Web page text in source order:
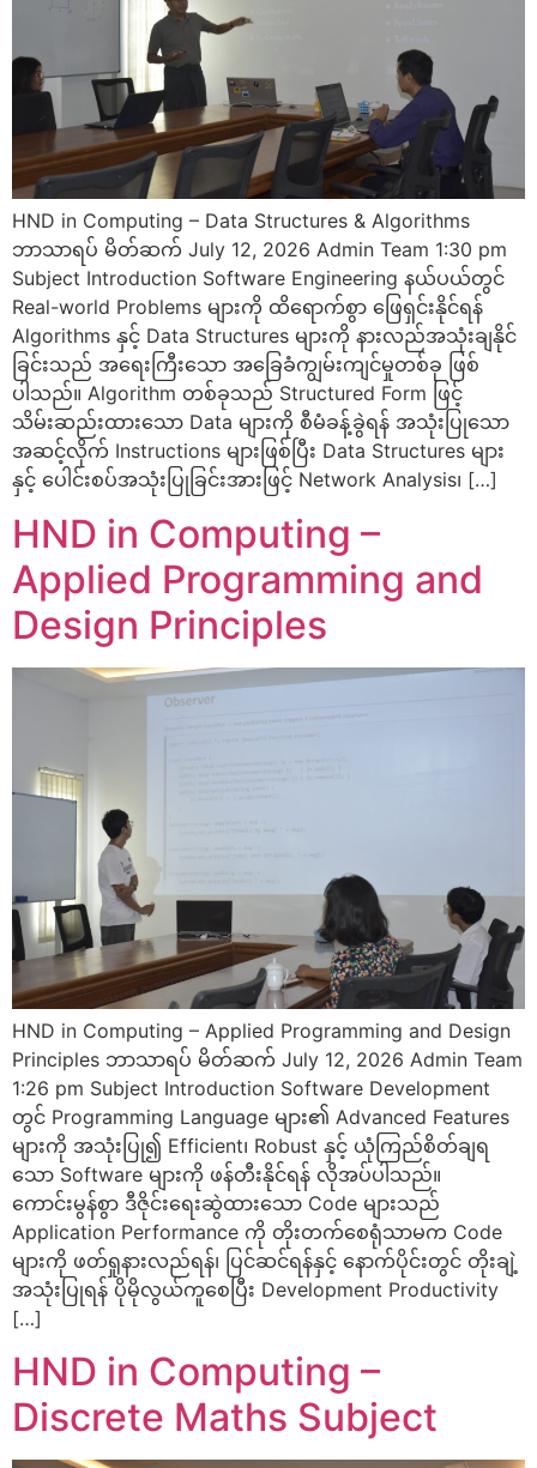
HND in Computing – Data Structures & Algorithms
ဘာသာရပ် မိတ်ဆက် July 12, 2026 Admin Team 1:30 pm
Subject Introduction Software Engineering နယ်ပယ်တွင်
Real-world Problems များကို ထိရောက်စွာ ဖြေရှင်းနိုင်ရန်
Algorithms နှင့် Data Structures များကို နားလည်အသုံးချနိုင်
ခြင်းသည် အရေးကြီးသော အခြေခံကျွမ်းကျင်မှုတစ်ခု ဖြစ်
ပါသည်။ Algorithm တစ်ခုသည် Structured Form ဖြင့်
သိမ်းဆည်းထားသော Data များကို စီမံခန့်ခွဲရန် အသုံးပြုသော
အဆင့်လိုက် Instructions များဖြစ်ပြီး Data Structures များ
နှင့် ပေါင်းစပ်အသုံးပြုခြင်းအားဖြင့် Network Analysis၊ […]
HND in Computing –
Applied Programming and
Design Principles
HND in Computing – Applied Programming and Design
Principles ဘာသာရပ် မိတ်ဆက် July 12, 2026 Admin Team
1:26 pm Subject Introduction Software Development
တွင် Programming Language များ၏ Advanced Features
များကို အသုံးပြု၍ Efficient၊ Robust နှင့် ယုံကြည်စိတ်ချရ
သော Software များကို ဖန်တီးနိုင်ရန် လိုအပ်ပါသည်။
ကောင်းမွန်စွာ ဒီဇိုင်းရေးဆွဲထားသော Code များသည်
Application Performance ကို တိုးတက်စေရုံသာမက Code
များကို ဖတ်ရှုနားလည်ရန်၊ ပြင်ဆင်ရန်နှင့် နောက်ပိုင်းတွင် တိုးချဲ့
အသုံးပြုရန် ပိုမိုလွယ်ကူစေပြီး Development Productivity
[…]
HND in Computing –
Discrete Maths Subject